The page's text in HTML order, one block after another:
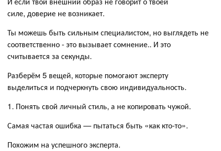
силе, доверие не возникает.
Ты можешь быть сильным специалистом, но выглядеть не
соответственно - это вызывает сомнение.. И это
считывается за секунды.
Разберём 5 вещей, которые помогают эксперту
выделиться и подчеркнуть свою индивидуальность.
1. Понять свой личный стиль, а не копировать чужой.
Самая частая ошибка — пытаться быть «как кто-то».
Похожим на успешного эксперта.